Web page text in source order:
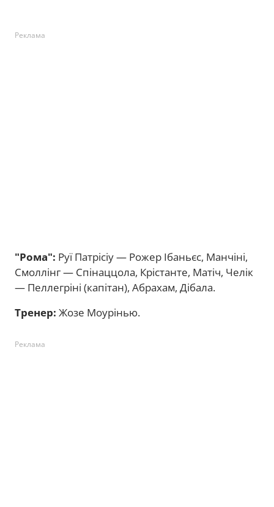
Реклама
"Рома": Руї Патрісіу — Рожер Ібаньєс, Манчіні,
Смоллінг — Спінаццола, Крістанте, Матіч, Челік
— Пеллегріні (капітан), Абрахам, Дібала.
Тренер: Жозе Моурінью.
Реклама